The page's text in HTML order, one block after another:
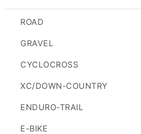
ROAD
GRAVEL
CYCLOCROSS
XC/DOWN-COUNTRY
ENDURO-TRAIL
E-BIKE